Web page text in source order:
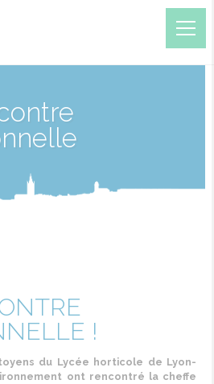
!
du Lycée horticole de Lyon-
ont rencontré la cheffe